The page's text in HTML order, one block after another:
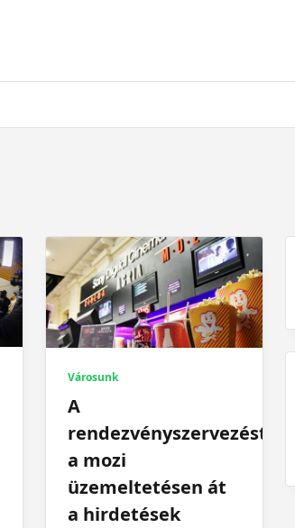
Városunk
A
rendezvényszervezéstől
a mozi
üzemeltetésen át
a hirdetések